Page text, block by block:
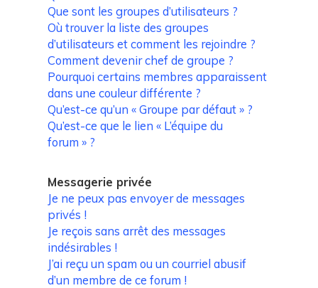
Que sont les groupes d’utilisateurs ?
Où trouver la liste des groupes
d’utilisateurs et comment les rejoindre ?
Comment devenir chef de groupe ?
Pourquoi certains membres apparaissent
dans une couleur différente ?
Qu’est-ce qu’un « Groupe par défaut » ?
Qu’est-ce que le lien « L’équipe du
forum » ?
Messagerie privée
Je ne peux pas envoyer de messages
privés !
Je reçois sans arrêt des messages
indésirables !
J’ai reçu un spam ou un courriel abusif
d’un membre de ce forum !